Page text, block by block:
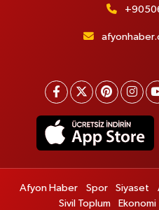
Afyon Haber Spor Siyaset
Sivil Toplum
Ekonomi